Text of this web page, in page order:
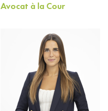
Avocat à la Cour